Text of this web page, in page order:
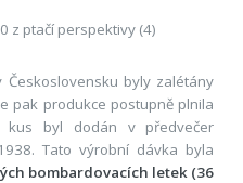
z ptačí perspektivy (4)
byly zalétány
pak produkce postupně plnila
kus byl dodán v předvečer
Tato výrobní dávka byla
bombardovacích letek (36